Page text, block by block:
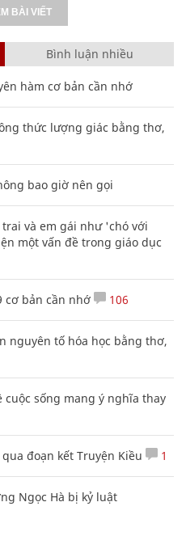
BÀI VIẾT
Bình luận nhiều
hàm cơ bản cần nhớ
thức lượng giác bằng thơ,
bao giờ nên gọi
và em gái như 'chó với
một vấn đề trong giáo dục
cơ bản cần nhớ 106
nguyên tố hóa học bằng thơ,
sống mang ý nghĩa thay
đoạn kết Truyện Kiều 1
Ngọc Hà bị kỷ luật